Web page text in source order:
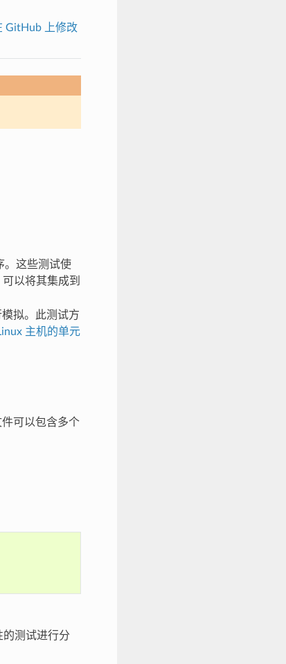
GitHub 上修改
。这些测试使
以将其集成到
拟。此测试方
主机的单元
可以包含多个
测试进行分